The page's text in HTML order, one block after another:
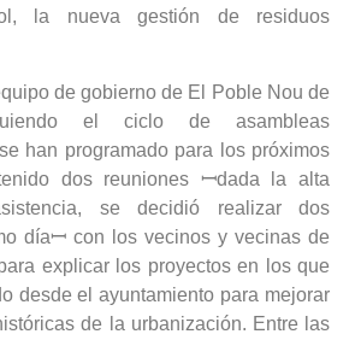
la nueva gestión de residuos
de gobierno de El Poble Nou de
el ciclo de asambleas
han programado para los próximos
dos reuniones ꟷdada la alta
se decidió realizar dos
díaꟷ con los vecinos y vecinas de
explicar los proyectos en los que
desde el ayuntamiento para mejorar
de la urbanización. Entre las